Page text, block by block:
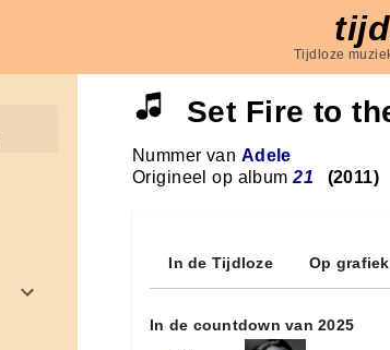
Tijdloze
Set Fire to
Nummer van Adele
Origineel op album21 (2011)
In de Tijdloze Op grafiek
In de countdown van 2025